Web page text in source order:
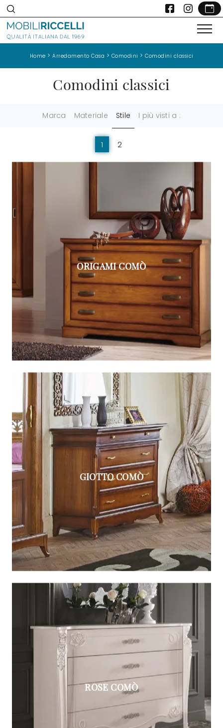
Home > Arredamento Casa > Comodini > Comodini classici
Comodini classici
Marca Materiale Stile I più visti a :
1 2
ORIGAMI COMÒ
GIOTTO COMÒ
ROSE COMÒ